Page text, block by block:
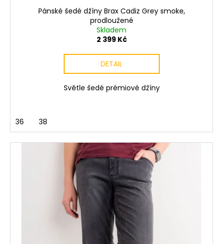
Pánské šedé džíny Brax Cadiz Grey smoke,
prodloužené
Skladem
2 399 Kč
DETAIL
Světle šedé prémiové džíny
36 38